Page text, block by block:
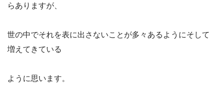
らありますが、
世の中でそれを表に出さないことが多々あるようにそして
増えてきている
ように思います。